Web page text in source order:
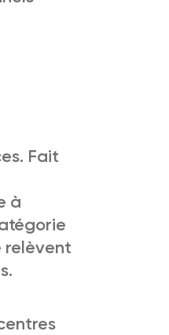
Fait
à
relèvent